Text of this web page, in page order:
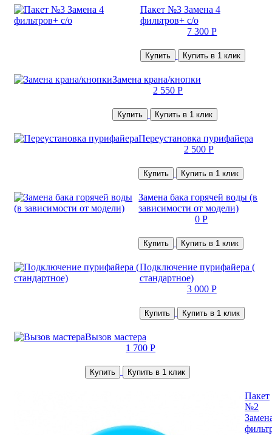
Пакет №3 Замена 4
фильтров+ с/о
7 300 Р
Купить Купить в 1 клик
Замена крана/кнопки
2 550 Р
Купить Купить в 1 клик
Переустановка пурифайера
2 500 Р
Купить Купить в 1 клик
Замена бака горячей воды (в
зависимости от модели)
0 Р
Купить Купить в 1 клик
Подключение пурифайера (
стандартное)
3 000 Р
Купить Купить в 1 клик
Вызов мастера
1 700 Р
Купить Купить в 1 клик
Пакет
№2